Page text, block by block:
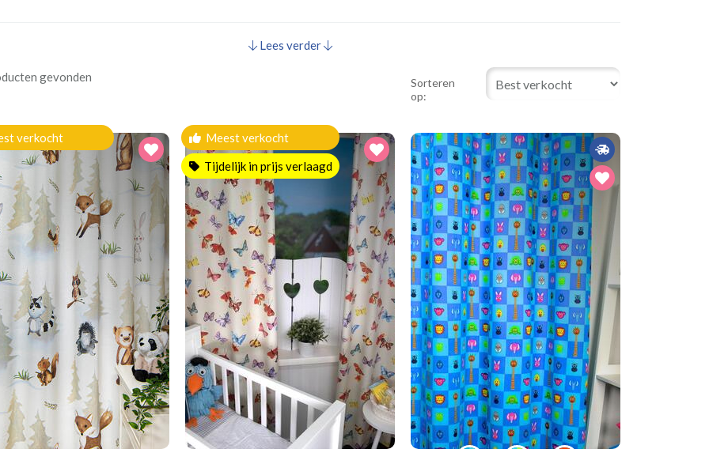
Lees verder
gevonden
Sorteren
op:
verkocht
Meest verkocht
Tijdelijk in prijs verlaagd